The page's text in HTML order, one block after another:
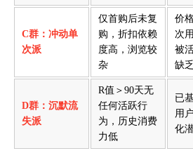
C群：冲动单
次派
仅首购后未复
购，折扣依赖
度高，浏览较
杂
价
次
被
缺
D群：沉默流
失派
R值＞90天无
任何活跃行
为，历史消费
力低
已
用
化